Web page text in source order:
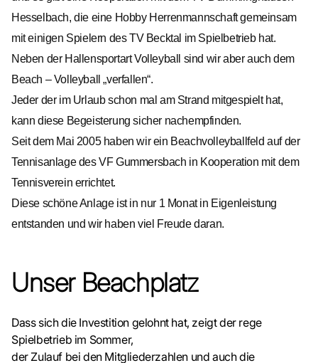
Hesselbach, die eine Hobby Herrenmannschaft gemeinsam
mit einigen Spielern des TV Becktal im Spielbetrieb hat.
Neben der Hallensportart Volleyball sind wir aber auch dem
Beach – Volleyball „verfallen“.
Jeder der im Urlaub schon mal am Strand mitgespielt hat,
kann diese Begeisterung sicher nachempfinden.
Seit dem Mai 2005 haben wir ein Beachvolleyballfeld auf der
Tennisanlage des VF Gummersbach in Kooperation mit dem
Tennisverein errichtet.
Diese schöne Anlage ist in nur 1 Monat in Eigenleistung
entstanden und wir haben viel Freude daran.
Unser Beachplatz
Dass sich die Investition gelohnt hat, zeigt der rege
Spielbetrieb im Sommer,
der Zulauf bei den Mitgliederzahlen und auch die